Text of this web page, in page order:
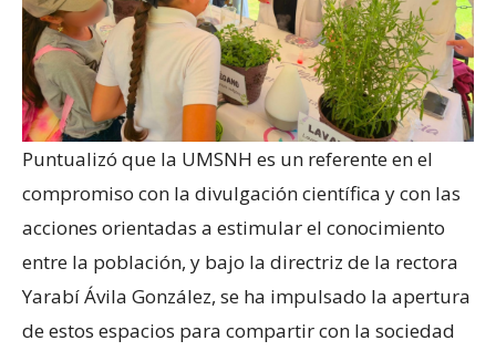
Puntualizó que la UMSNH es un referente en el
compromiso con la divulgación científica y con las
acciones orientadas a estimular el conocimiento
entre la población, y bajo la directriz de la rectora
Yarabí Ávila González, se ha impulsado la apertura
de estos espacios para compartir con la sociedad